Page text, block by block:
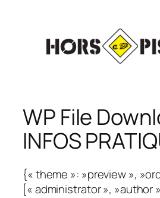
contenu
WP File
INFOS
{« theme »: »preview »,
[« administrator », »author